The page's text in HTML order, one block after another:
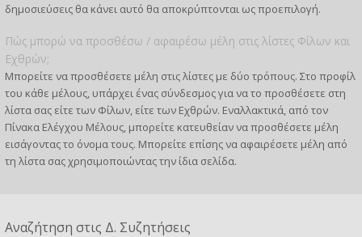
δημοσιεύσεις θα κάνει αυτό θα αποκρύπτονται ως προεπιλογή.
Πώς μπορώ να προσθέσω / αφαιρέσω μέλη στις λίστες Φίλων και
Εχθρών;
Μπορείτε να προσθέσετε μέλη στις λίστες με δύο τρόπους. Στο προφίλ
του κάθε μέλους, υπάρχει ένας σύνδεσμος για να το προσθέσετε στη
λίστα σας είτε των Φίλων, είτε των Εχθρών. Εναλλακτικά, από τον
Πίνακα Ελέγχου Μέλους, μπορείτε κατευθείαν να προσθέσετε μέλη
εισάγοντας το όνομα τους. Μπορείτε επίσης να αφαιρέσετε μέλη από
τη λίστα σας χρησιμοποιώντας την ίδια σελίδα.
Αναζήτηση στις Δ. Συζητήσεις